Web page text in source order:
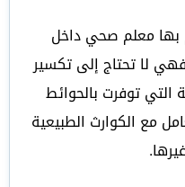
بها معلم صحي داخل
لا تحتاج إلى تكسير
التي توفرت بالحوائط
مع الكوارث الطبيعية